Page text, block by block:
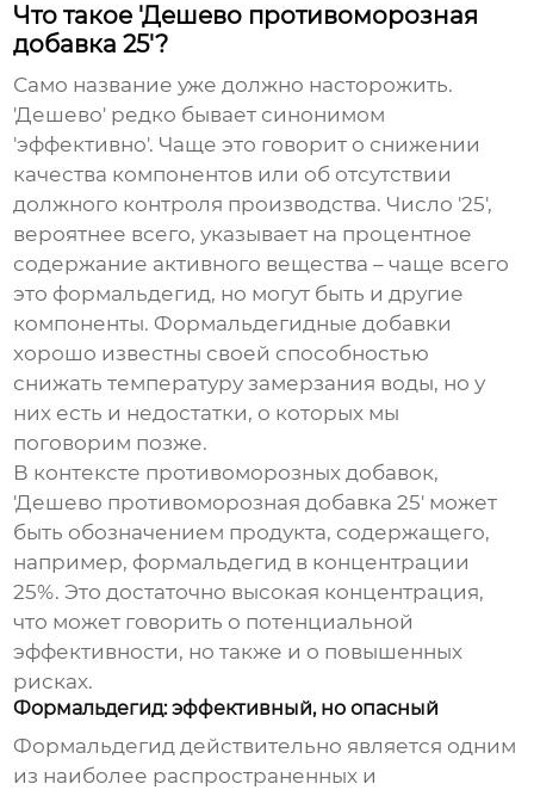
Что такое 'Дешево противоморозная
добавка 25'?
Само название уже должно насторожить.
'Дешево' редко бывает синонимом
'эффективно'. Чаще это говорит о снижении
качества компонентов или об отсутствии
должного контроля производства. Число '25',
вероятнее всего, указывает на процентное
содержание активного вещества – чаще всего
это формальдегид, но могут быть и другие
компоненты. Формальдегидные добавки
хорошо известны своей способностью
снижать температуру замерзания воды, но у
них есть и недостатки, о которых мы
поговорим позже.
В контексте противоморозных добавок,
'Дешево противоморозная добавка 25' может
быть обозначением продукта, содержащего,
например, формальдегид в концентрации
25%. Это достаточно высокая концентрация,
что может говорить о потенциальной
эффективности, но также и о повышенных
рисках.
Формальдегид: эффективный, но опасный
Формальдегид действительно является одним
из наиболее распространенных и